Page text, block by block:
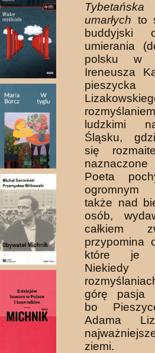
umarłych to
buddyjski
umierania
polsku w
Ireneusza
ludzkimi
Śląsku,
się
Poeta
ogromnym
także nad
osób,
całkiem
przypomina
które je
górę pasja
bo
Adama
ziemi.